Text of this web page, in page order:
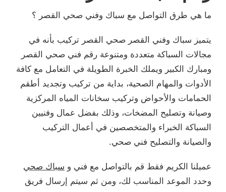
ما هي طرق التواصل مع سباك وفني صحي القصر ؟
يتميز سباك وفني القصر صحي القصر تركيب بأنه في
مجالات السباكة متعددة ومتنوعة رقم فني صحي القصر
ومبارك الكبير ويملك الخبرة الطويلة في التعامل مع كافة
الأدوات والمهام الصحية، بداية من تركيب وتجديد أطقم
الحمامات والأحواض وتركيب سخانات المياه المركزية
وصيانة وتصليح المضخات، وذلك بفضل عمال وفنيين
السباكة الخبراء والمتخصصين في أعمال التركيب
والصيانة والتصليح فني صحي.
عميلنا الكريم فقط قم بالتواصل مع فني و سباك صحي
وحدد الموعد المناسب لك، ومن ثم سيتم إرسال فريق